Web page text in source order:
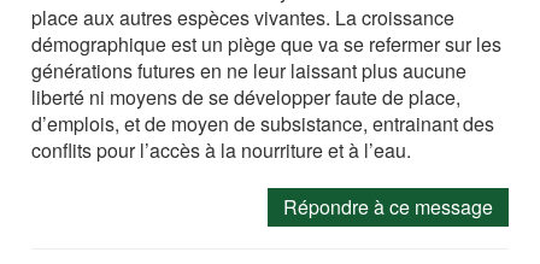
place aux autres espèces vivantes. La croissance
démographique est un piège que va se refermer sur les
générations futures en ne leur laissant plus aucune
liberté ni moyens de se développer faute de place,
d’emplois, et de moyen de subsistance, entrainant des
conflits pour l’accès à la nourriture et à l’eau.
Répondre à ce message